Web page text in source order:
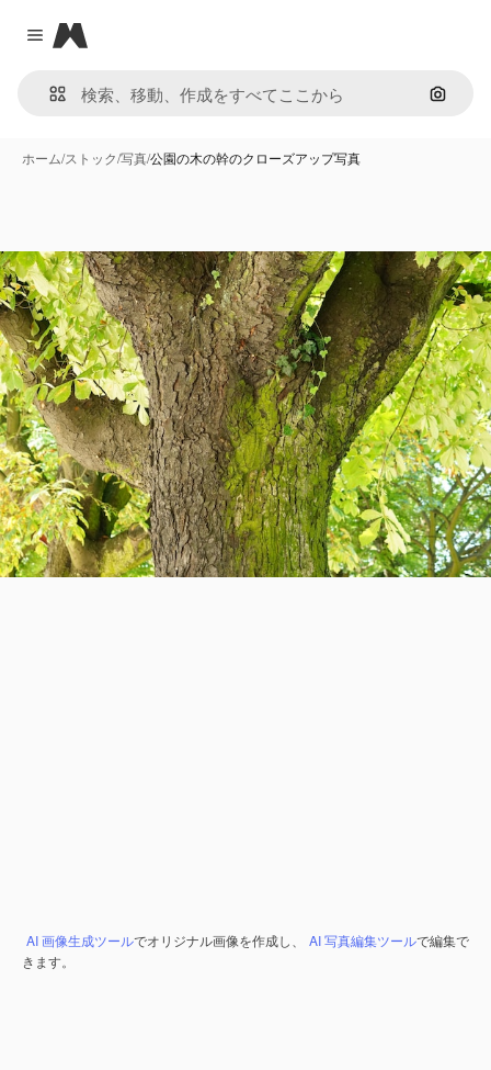
Close menu
Magnific
画像で
ホーム/ストック/写真/公園の木の幹のクローズアップ写真
AI 画像生成ツールでオリジナル画像を作成し、 AI 写真編集ツールで編集で
きます。